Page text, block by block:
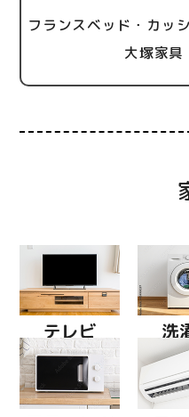
フランスベッド・カッ
大塚家具
テレビ 洗